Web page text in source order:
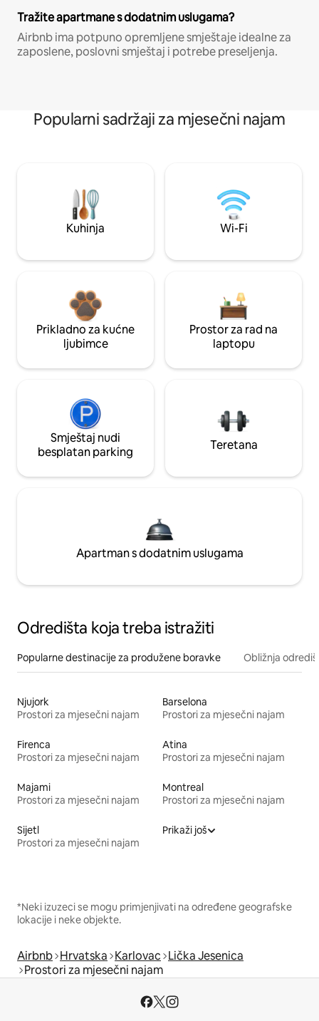
Tražite apartmane s dodatnim uslugama?
Airbnb ima potpuno opremljene smještaje idealne za
zaposlene, poslovni smještaj i potrebe preseljenja.
Popularni sadržaji za mjesečni najam
Kuhinja Wi-Fi
Prikladno za kućne
ljubimce
Prostor za rad na
laptopu
Smještaj nudi
besplatan parking
Teretana
Apartman s dodatnim uslugama
Odredišta koja treba istražiti
Popularne destinacije za produžene boravke Obližnja
Njujork
Prostori za mjesečni najam
Barselona
Prostori za mjesečni najam
Firenca
Prostori za mjesečni najam
Atina
Prostori za mjesečni najam
Majami
Prostori za mjesečni najam
Montreal
Prostori za mjesečni najam
Sijetl
Prostori za mjesečni najam
Prikaži još
*Neki izuzeci se mogu primjenjivati na određene geografske
lokacije i neke objekte.
Airbnb Hrvatska Karlovac Lička Jesenica
Prostori za mjesečni najam